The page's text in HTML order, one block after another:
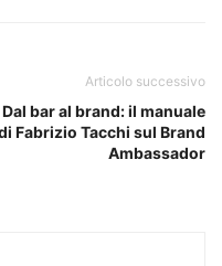
Articolo successivo
Dal bar al brand: il manuale
Fabrizio Tacchi sul Brand
Ambassador